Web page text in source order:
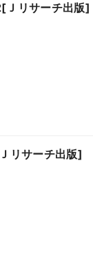
Ｊリサーチ出版]
リサーチ出版]